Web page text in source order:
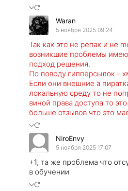
Waran
5 ноября 2025 09:24
Так как это не репак и не
возникшие проблемы
подход решения.
По поводу гипперсылок -
Если они внешние а
локальную среду то не
виной права доступа то
больше отзывов что это
NiroEnvy
5 ноября 2025 17:07
+1, та же проблема что
в обучении